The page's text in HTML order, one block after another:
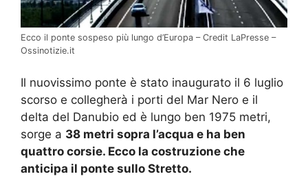
Ecco il ponte sospeso più lungo d’Europa – Credit LaPresse –
Ossinotizie.it
Il nuovissimo ponte è stato inaugurato il 6 luglio
scorso e collegherà i porti del Mar Nero e il
delta del Danubio ed è lungo ben 1975 metri,
sorge a 38 metri sopra l’acqua e ha ben
quattro corsie. Ecco la costruzione che
anticipa il ponte sullo Stretto.